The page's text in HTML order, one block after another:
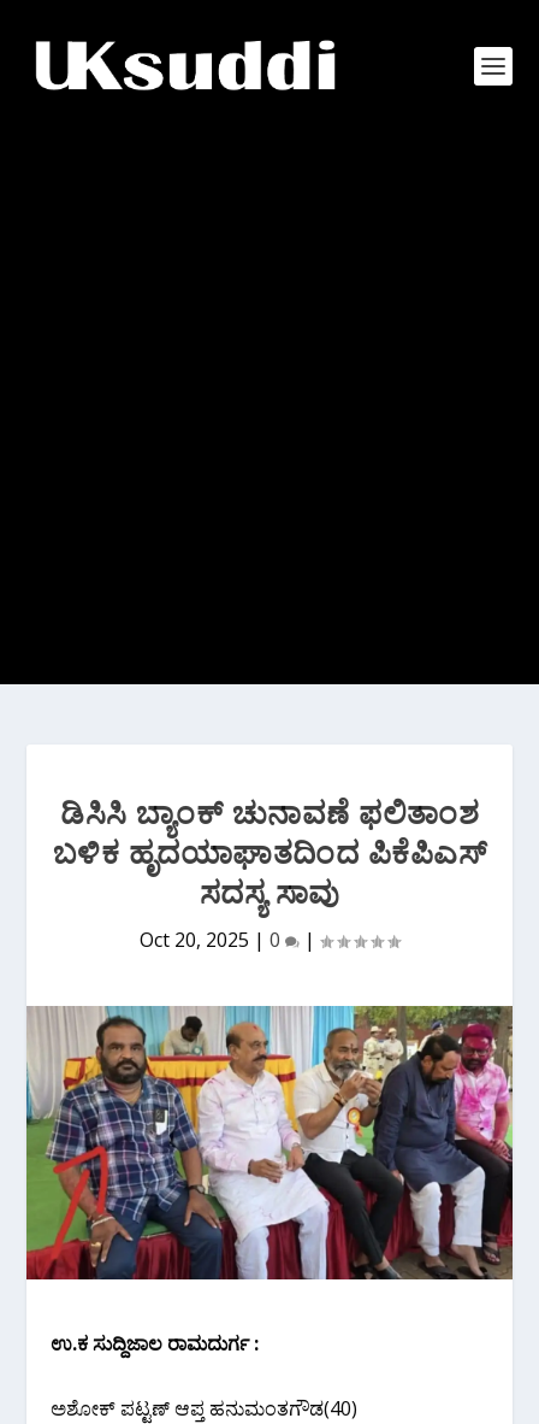
ಡಿಸಿಸಿ ಬ್ಯಾಂಕ್ ಚುನಾವಣೆ ಫಲಿತಾಂಶ
ಬಳಿಕ ಹೃದಯಾಘಾತದಿಂದ ಪಿಕೆಪಿಎಸ್
ಸದಸ್ಯ ಸಾವು
Oct 20, 2025 | 0 |
ಉ.ಕ ಸುದ್ದಿಜಾಲ ರಾಮದುರ್ಗ :
ಅಶೋಕ್ ಪಟ್ಟಣ್ ಆಪ್ತ ಹನುಮಂತಗೌಡ(40)